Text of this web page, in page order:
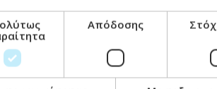
Απόδοσης